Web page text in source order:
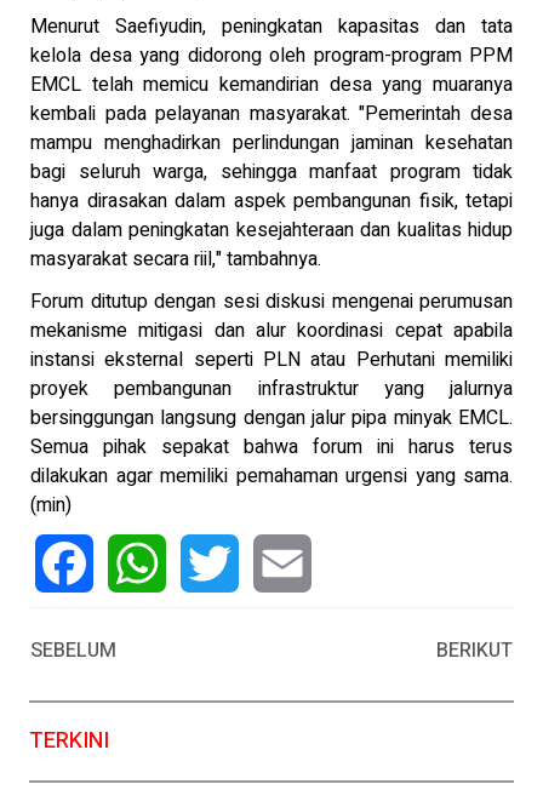
Menurut Saefiyudin, peningkatan kapasitas dan tata
kelola desa yang didorong oleh program-program PPM
EMCL telah memicu kemandirian desa yang muaranya
kembali pada pelayanan masyarakat. "Pemerintah desa
mampu menghadirkan perlindungan jaminan kesehatan
bagi seluruh warga, sehingga manfaat program tidak
hanya dirasakan dalam aspek pembangunan fisik, tetapi
juga dalam peningkatan kesejahteraan dan kualitas hidup
masyarakat secara riil," tambahnya.
Forum ditutup dengan sesi diskusi mengenai perumusan
mekanisme mitigasi dan alur koordinasi cepat apabila
instansi eksternal seperti PLN atau Perhutani memiliki
proyek pembangunan infrastruktur yang jalurnya
bersinggungan langsung dengan jalur pipa minyak EMCL.
Semua pihak sepakat bahwa forum ini harus terus
dilakukan agar memiliki pemahaman urgensi yang sama.
(min)
SEBELUM
BERIKUT
TERKINI